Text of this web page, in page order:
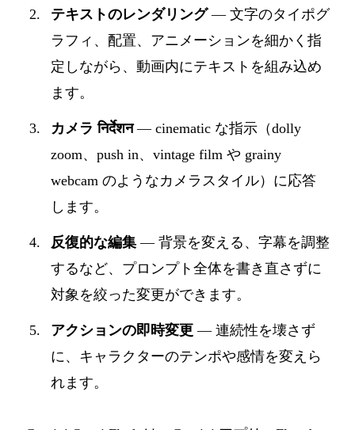
テキストのレンダリング— 文字のタイポグ
ラフィ、配置、アニメーションを細かく指
定しながら、動画内にテキストを組み込め
ます。
カメラ निर्देशन— cinematic な指示（dolly
zoom、push in、vintage film や grainy
webcam のようなカメラスタイル）に応答
します。
反復的な編集 — 背景を変える、字幕を調整
するなど、プロンプト全体を書き直さずに
対象を絞った変更ができます。
アクションの即時変更 — 連続性を壊さず
に、キャラクターのテンポや感情を変えら
れます。